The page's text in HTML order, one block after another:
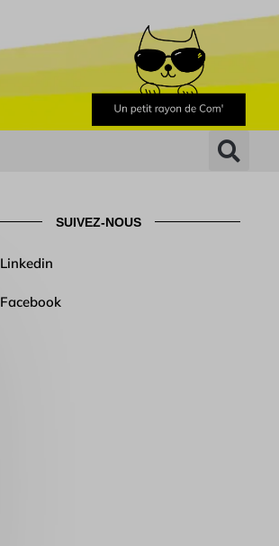
SUIVEZ-NOUS
Linkedin
Facebook